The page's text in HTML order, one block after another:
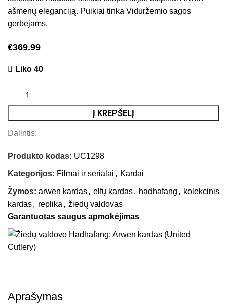
ašmenų eleganciją. Puikiai tinka Viduržemio sagos
gerbėjams.
€369.99
Liko 40
Į KREPŠELĮ
Dalintis:
Produkto kodas: UC1298
Kategorijos: Filmai ir serialai , Kardai
Žymos: arwen kardas, elfų kardas, hadhafang , kolekcinis
kardas, replika , žiedų valdovas
Garantuotas saugus apmokėjimas
Aprašymas